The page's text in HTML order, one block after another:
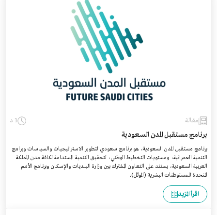
مقالة 1 د
برنامج مستقبل المدن السعودية
برنامج مستقبل المدن السعودية، هو برنامج سعودي لتطوير الاستراتيجيات والسياسات وبرامج
التنمية العمرانية، ومستويات التخطيط الوطني، لتحقيق التنمية المستدامة لكافة مدن المملكة
العربية السعودية، يستند على التعاون المشترك بين وزارة البلديات والإسكان وبرنامج الأمم
المتحدة للمستوطنات البشرية (الموئل).
اقرأ المزيد